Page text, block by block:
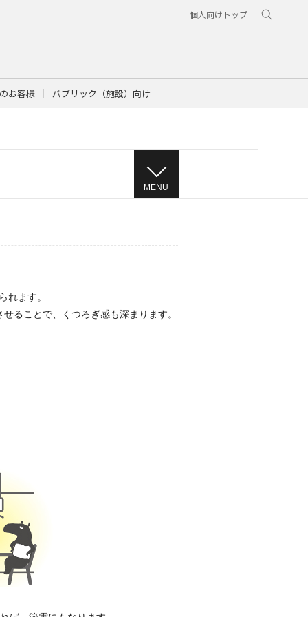
個人向けトップ
お客様 パブリック（施設）向け
MENU
れます。
ることで、くつろぎ感も深まります。